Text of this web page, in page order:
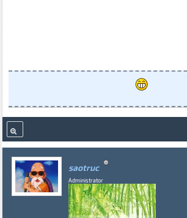
saotruc
Administrator